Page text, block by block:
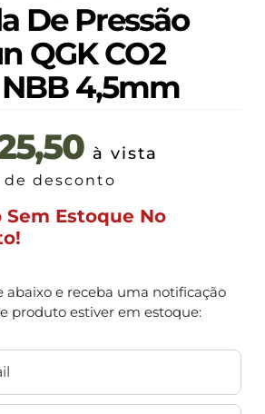
De Pressão
QGK CO2
NBB 4,5mm
à vista
de desconto
Estoque No
abaixo e receba uma notificação
produto estiver em estoque: